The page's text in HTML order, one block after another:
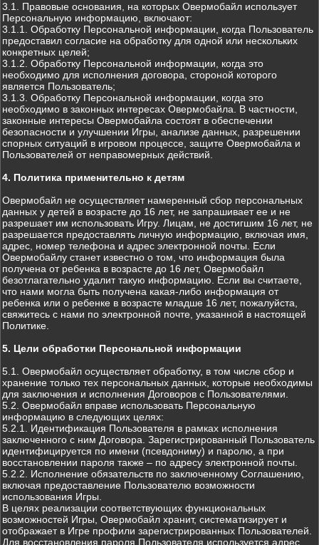
3.1. Правовые основания, на которых Овермобайл использует
Персональную информацию, включают:
3.1.1. Обработку Персональной информации, когда Пользователь
предоставил согласие на обработку для одной или нескольких
конкретных целей;
3.1.2. Обработку Персональной информации, когда это
необходимо для исполнения договора, стороной которого
является Пользователь;
3.1.3. Обработку Персональной информации, когда это
необходимо в законных интересах Овермобайла. В частности,
законные интересы Овермобайла состоят в обеспечении
безопасности и улучшении Игры, анализе данных, разрешении
спорных ситуаций в игровом процессе, защите Овермобайла и
Пользователей от неправомерных действий.
4. Политика применительно к детям
Овермобайл не осуществляет намеренный сбор персональных
данных у детей в возрасте до 16 лет, не запрашивает ее и не
разрешает им использовать Игру. Лицам, не достигшим 16 лет, не
разрешается предоставлять личную информацию, включая имя,
адрес, номер телефона и адрес электронной почты. Если
Овермобайлу станет известно о том, что информация была
получена от ребенка в возрасте до 16 лет, Овермобайл
безотлагательно удалит такую информацию. Если вы считаете,
что нами могла быть получена какая-либо информация от
ребенка или о ребенке в возрасте младше 16 лет, пожалуйста,
свяжитесь с нами по электронной почте, указанной в настоящей
Политике.
5. Цели обработки Персональной информации
5.1. Овермобайл осуществляет обработку, в том числе сбор и
хранение только тех персональных данных, которые необходимы
для заключения и исполнения Договоров с Пользователями.
5.2. Овермобайл вправе использовать Персональную
информацию в следующих целях:
5.2.1. Идентификация Пользователя в рамках исполнения
заключенного с ним Договора. Зарегистрированный Пользователь
идентифицируется по имени (псевдониму) и паролю, а при
восстановлении пароля также – по адресу электронной почты.
5.2.2. Исполнение обязательств по заключенному Соглашению,
включая предоставление Пользователю возможности
использования Игры.
В целях реализации соответствующих функциональных
возможностей Игры, Овермобайл хранит, систематизирует и
отображает в Игре профили зарегистрированных Пользователей.
Для восстановления пароля Пользователя используется адрес